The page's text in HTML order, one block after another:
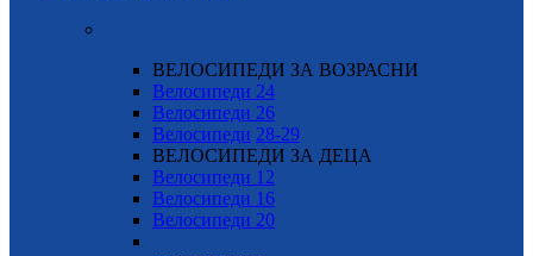
ВЕЛОСИПЕДИ ЗА ВОЗРАСНИ
Велосипеди 24
Велосипеди 26
Велосипеди 28-29
ВЕЛОСИПЕДИ ЗА ДЕЦА
Велосипеди 12
Велосипеди 16
Велосипеди 20